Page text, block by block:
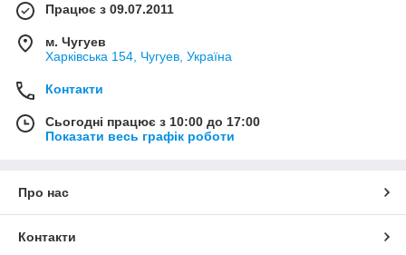
Працює з 09.07.2011
м. Чугуев
Харківська 154, Чугуев, Україна
Контакти
Сьогодні працює з 10:00 до 17:00
Показати весь графік роботи
Про нас
Контакти